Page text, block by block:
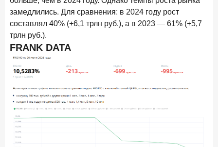
30 января 2026 года ИССЛЕДОВАНИЕ
Главные «болевые точки» бизнеса при открытии
расчетного счета в банках
26 января 2026 года
Ипотека. Итоги декабря 2025 года
15 января 2026 года ИССЛЕДОВАНИЕ
По итогам декабря 2025 года объем выдач кредитов
составил 1 326,5 млрд руб.
29 декабря 2025 года
Четких целей в 2026-м и качественных «лошадей»!
замедлились. Для сравнения: в 2024 году рост
составлял 40% (+6,1 трлн руб.), а в 2023 — 61% (+5,7
трлн руб.).
FRANK DATA